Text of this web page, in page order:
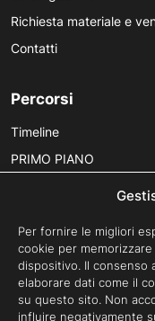
Per fornire le migliori
cookie per
dispositivo. Il consenso
elaborare dati come il
su questo sito. Non
influire negativamente
Richiesta materiale e
Contatti
Percorsi
Timeline
PRIMO PIANO
Anniversari